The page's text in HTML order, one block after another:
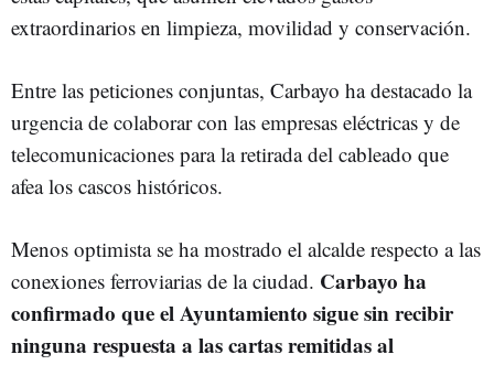
extraordinarios en limpieza, movilidad y conservación.
Entre las peticiones conjuntas, Carbayo ha destacado la
urgencia de colaborar con las empresas eléctricas y de
telecomunicaciones para la retirada del cableado que
afea los cascos históricos.
Menos optimista se ha mostrado el alcalde respecto a las
conexiones ferroviarias de la ciudad. Carbayo ha
confirmado que el Ayuntamiento sigue sin recibir
ninguna respuesta a las cartas remitidas al